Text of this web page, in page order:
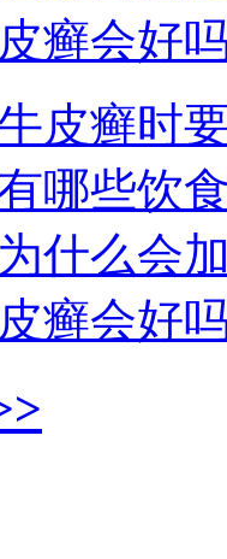
癣会好
皮癣时
哪些饮
什么会
癣会好